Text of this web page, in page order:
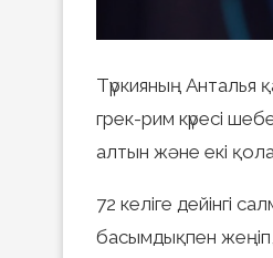
Түркияның Анталья
грек-рим күресі
алтын және екі
72 келіге дейінгі
басымдықпен жеңіп,